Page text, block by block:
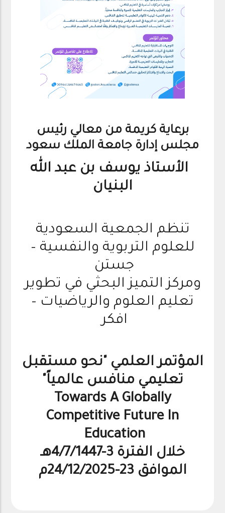
برعاية كريمة من معالي رئيس
مجلس إدارة جامعة الملك سعود
الأستاذ يوسف بن عبد الله
البنيان
تنظم الجمعية السعودية
للعلوم التربوية والنفسية –
جستن
ومركز التميز البحثي في تطوير
تعليم العلوم والرياضيات –
افكر
المؤتمر العلمي "نحو مستقبل
تعليمي منافس عالمياً"
Towards A Globally
Competitive Future In
Education
خلال الفترة 3-4/7/1447هـ
الموافق 23-24/12/2025م